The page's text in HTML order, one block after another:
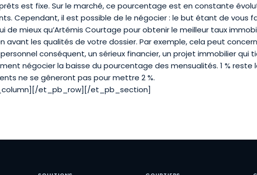
est fixe. Sur le marché, ce pourcentage est en constante
Cependant, il est possible de le négocier : le but étant de vous
de mieux qu’Artémis Courtage pourobtenir le meilleur taux
avant les qualités de votre dossier. Par exemple, cela peut
conséquent, un sérieux financier, un projet immobilier qui
négocier la baisse du pourcentage des mensualités. 1 % reste
ne se gêneront pas pour mettre 2 %.
et_pb_row][/et_pb_section]